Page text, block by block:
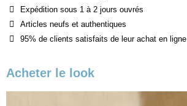
Expédition sous 1 à 2 jours ouvrés
Articles neufs et authentiques
95% de clients satisfaits de leur achat en ligne
Acheter le look